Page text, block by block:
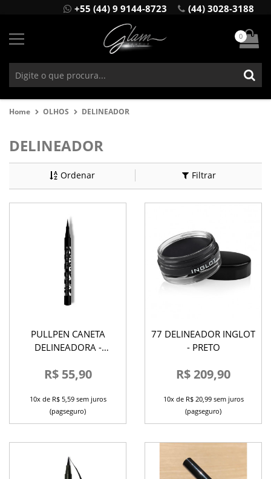
+55 (44) 9 9144-8723 (44) 3028-3188
0
Home OLHOS DELINEADOR
DELINEADOR
Ordenar Filtrar
PULLPEN CANETA
DELINEADORA -
R$ 55,90
10x de R$ 5,59 sem juros
(pagseguro)
77 DELINEADOR INGLOT
- PRETO
R$ 209,90
10x de R$ 20,99 sem juros
(pagseguro)